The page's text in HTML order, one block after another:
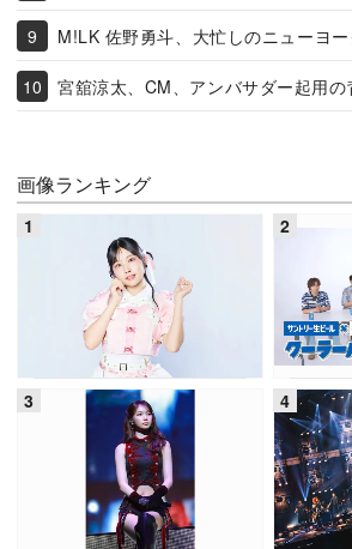
M!LK 佐野勇斗、大忙しのニューヨ
宮舘涼太、CM、アンバサダー起用の
画像ランキング